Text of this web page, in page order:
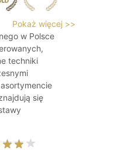
Pokaż więcej >>
w Polsce
techniki
się